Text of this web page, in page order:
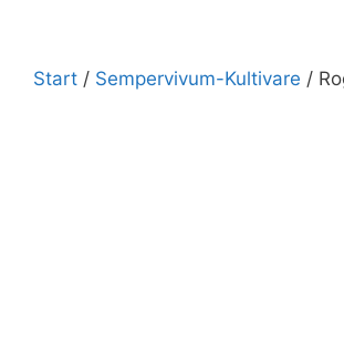
Start / Sempervivum-Kultivare /